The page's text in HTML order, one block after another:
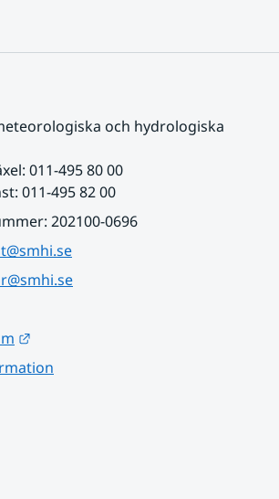
och hydrologiska
011-495 80 00
011-495 82 00
202100-0696